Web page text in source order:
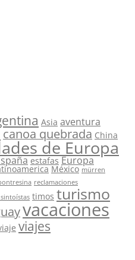
Asia aventura
canoa quebrada China
de Europa
estafas Europa
México mürren
reclamaciones
timos turismo
vacaciones
viajes